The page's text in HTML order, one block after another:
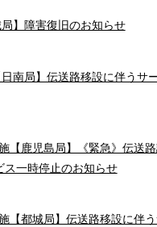
】障害復旧のお知らせ
南局】伝送路移設に伴うサ
【鹿児島局】《緊急》伝送
ス一時停止のお知らせ
【都城局】伝送路移設に伴